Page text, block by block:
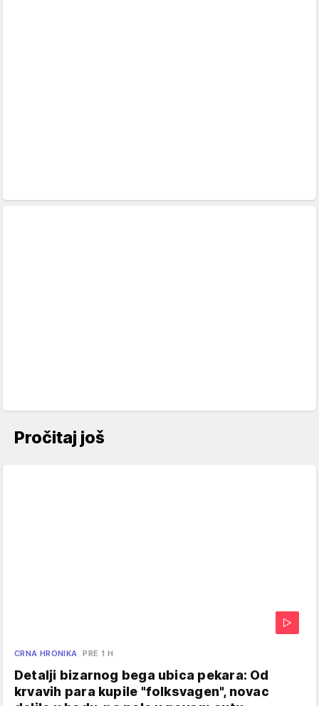
Pročitaj još
CRNA HRONIKA PRE 1 H
Detalji bizarnog bega ubica pekara: Od
krvavih para kupile "folksvagen", novac